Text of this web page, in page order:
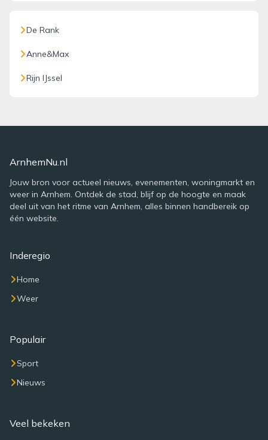
De Rank
Anne&Max
Rijn IJssel
ArnhemNu.nl
Jouw bron voor actueel nieuws, evenementen, woningmarkt en
weer in Arnhem. Ontdek de stad, blijf op de hoogte en maak
deel uit van het ritme van Arnhem, alles binnen handbereik op
één website.
Inderegio
Home
Weer
Populair
Sport
Nieuws
Veel bekeken